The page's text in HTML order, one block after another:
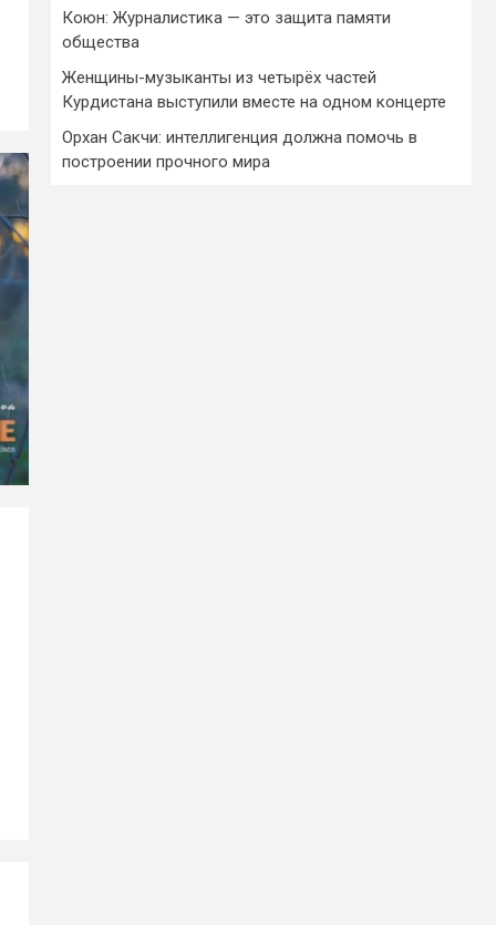
Коюн: Журналистика — это защита памяти
общества
Женщины-музыканты из четырёх частей
Курдистана выступили вместе на одном концерте
Орхан Сакчи: интеллигенция должна помочь в
построении прочного мира